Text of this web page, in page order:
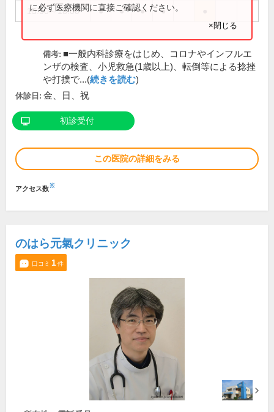
15:00～18:00 ● ● ● ●
に必ず医療機関に直接ご確認ください。
×閉じる
備考: ■一般内科診療をはじめ、コロナやインフルエ
ンザの検査、小児救急(1歳以上)、転倒等による捻挫
や打撲で...(続きを読む)
休診日: 金、日、祝
初診受付
この医院の詳細をみる
アクセス数※
のはら元氣クリニック
口コミ 1件